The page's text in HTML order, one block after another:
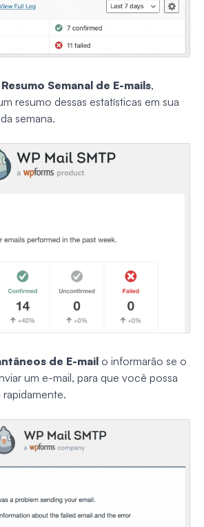
Resumo Semanal de E-mails,
resumo dessas estatísticas em sua
semana.
de E-mail o informarão se o
um e-mail, para que você possa